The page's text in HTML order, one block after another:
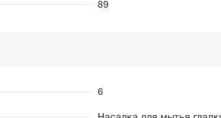
89
6